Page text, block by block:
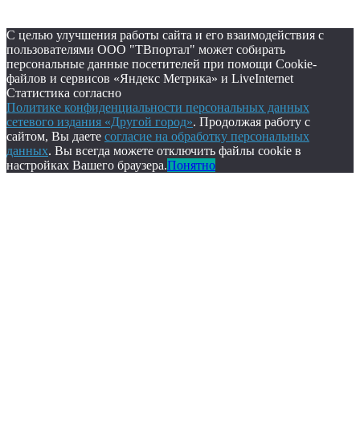
С целью улучшения работы сайта и его взаимодействия с
пользователями ООО "ТВпортал" может собирать
персональные данные посетителей при помощи Cookie-
файлов и сервисов «Яндекс Метрика» и LiveInternet
Статистика согласно
Политике конфиденциальности персональных данных
сетевого издания «Другой город». Продолжая работу с
сайтом, Вы даете согласие на обработку персональных
данных. Вы всегда можете отключить файлы cookie в
настройках Вашего браузера.Понятно